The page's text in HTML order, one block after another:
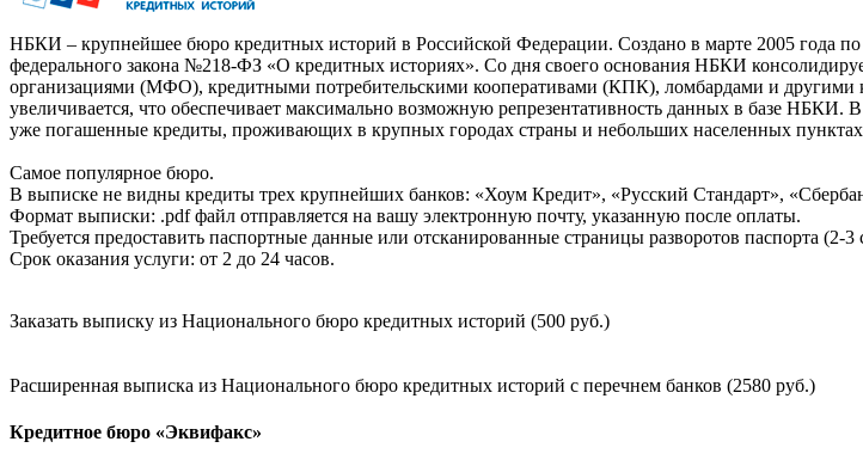
НБКИ – крупнейшее бюро кредитных историй в Российской Федерации. Создано в марте 2005 года
федерального закона №218-ФЗ «О кредитных историях». Со дня своего основания НБКИ
организациями (МФО), кредитными потребительскими кооперативами (КПК), ломбардами и
увеличивается, что обеспечивает максимально возможную репрезентативность данных в базе
уже погашенные кредиты, проживающих в крупных городах страны и небольших населенных
Самое популярное бюро.
В выписке не видны кредиты трех крупнейших банков: «Хоум Кредит», «Русский Стандарт»,
Формат выписки: .pdf файл отправляется на вашу электронную почту, указанную после оплаты.
Требуется предоставить паспортные данные или отсканированные страницы разворотов паспорта (2-
Срок оказания услуги: от 2 до 24 часов.
Заказать выписку из Национального бюро кредитных историй (500 руб.)
Расширенная выписка из Национального бюро кредитных историй с перечнем банков (2580 руб.)
Кредитное бюро «Эквифакс»